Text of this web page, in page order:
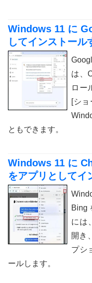
Windows 11 に
してインストール
は、
ロー
[ショ
ともできます。
Windows 11 に
をアプリとしてイ
Bing
には
開き
プシ
ールします。